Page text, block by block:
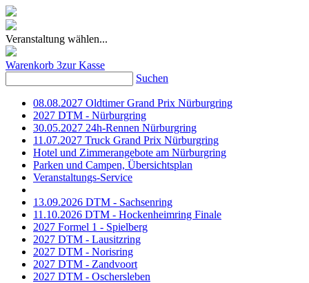
Veranstaltung wählen...
Warenkorb 3zur Kasse
Suchen
08.08.2027 Oldtimer Grand Prix Nürburgring
2027 DTM - Nürburgring
30.05.2027 24h-Rennen Nürburgring
11.07.2027 Truck Grand Prix Nürburgring
Hotel und Zimmerangebote am Nürburgring
Parken und Campen, Übersichtsplan
Veranstaltungs-Service
13.09.2026 DTM - Sachsenring
11.10.2026 DTM - Hockenheimring Finale
2027 Formel 1 - Spielberg
2027 DTM - Lausitzring
2027 DTM - Norisring
2027 DTM - Zandvoort
2027 DTM - Oschersleben